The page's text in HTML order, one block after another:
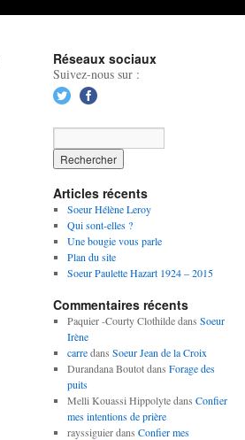
Réseaux sociaux
Suivez-nous sur :
Articles récents
Soeur Hélène Leroy
Qui sont-elles ?
Une bougie vous parle
Plan du site
Soeur Paulette Hazart 1924 – 2015
Commentaires récents
Paquier -Courty Clothildedans Soeur
Irène
carredans Soeur Jean de la Croix
Durandana Boutotdans Forage des
puits
Melli Kouassi Hippolytedans Confier
mes intentions de prière
rayssiguierdans Confier mes